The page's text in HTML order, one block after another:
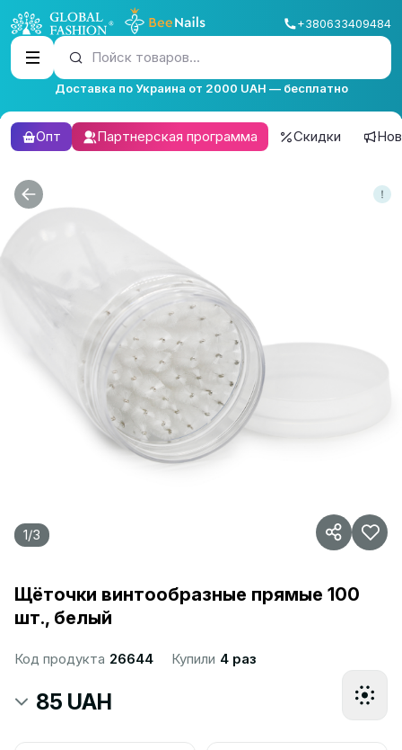
+380633409484
Пойск товаров...
Доставка по Украина от 2000 UAH — бесплатно
Опт Партнерская программа Скидки
1/3
Щёточки винтообразные прямые 100
шт., белый
Код продукта 26644 Купили 4 раз
85 UAH